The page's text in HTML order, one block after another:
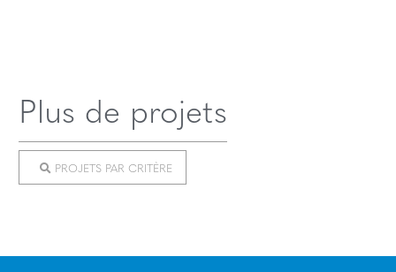
Plus de projets
PROJETS PAR CRITÈRE